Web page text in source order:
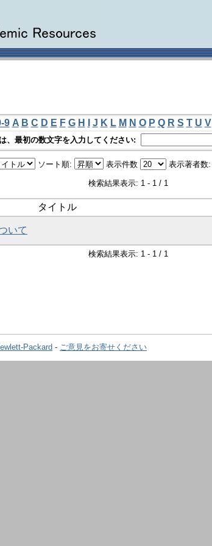
9 A B C D E F G H J K L M N O P Q R S T U V
、最初の数文字を入力してください:
ソート順: 表示件数 表示著者数:
検索結果表示: 1 - 1 / 1
タイトル
いて
検索結果表示: 1 - 1 / 1
Packard - ご意見をお寄せください